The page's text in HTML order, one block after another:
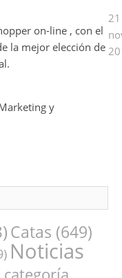
on-line , con el
la mejor elección de
y
Catas (649)
Noticias
21